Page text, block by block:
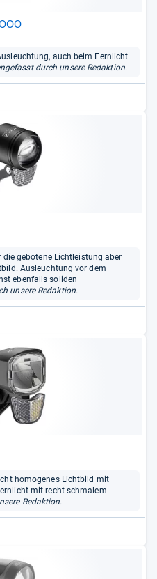
auch beim Fernlicht.
durch unsere Redaktion.
gebotene Lichtleistung aber
Ausleuchtung vor dem
ebenfalls soliden –
unsere Redaktion.
homogenes Lichtbild mit
mit recht schmalem
Redaktion.